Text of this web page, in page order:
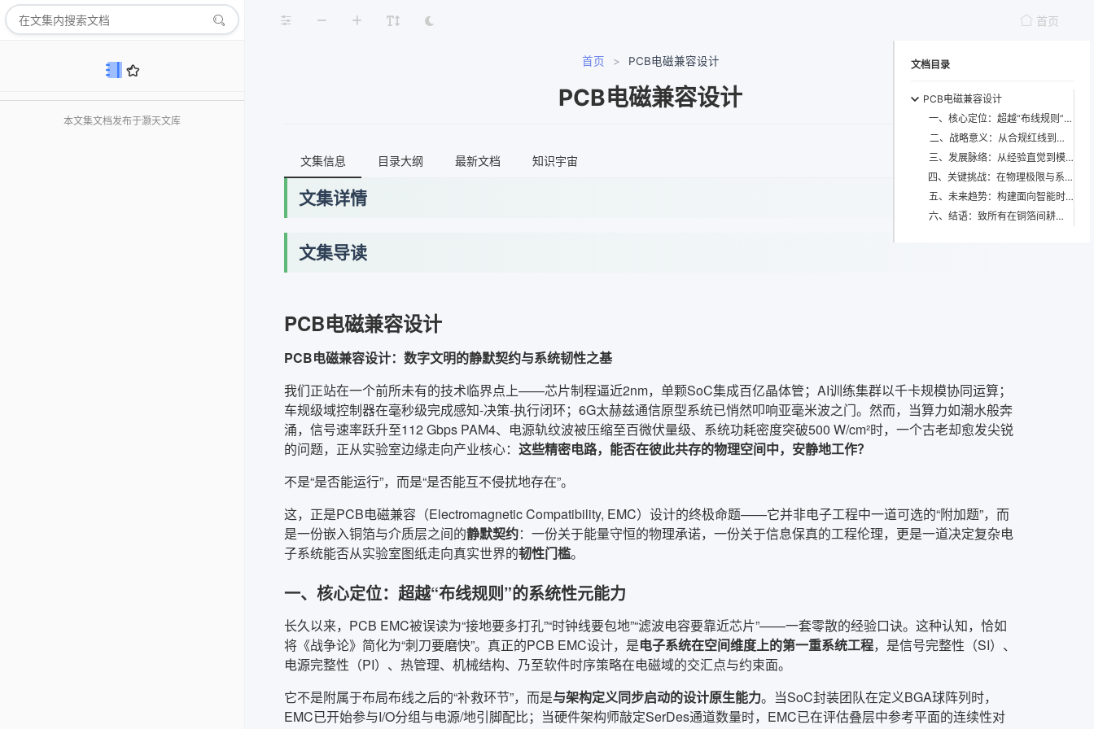
本文集文档发布于灏天文库
首页
首页 > PCB电磁兼容设计
PCB电磁兼容设计
文集信息 目录大纲 最新文档 知识宇宙
文集详情
文集导读
PCB电磁兼容设计
PCB电磁兼容设计：数字文明的静默契约与系统韧性之基
我们正站在一个前所未有的技术临界点上——芯片制程逼近2nm，单颗SoC集成百亿晶体管；AI训练集群以千卡规模协同运算；
车规级域控制器在毫秒级完成感知-决策-执行闭环；6G太赫兹通信原型系统已悄然叩响亚毫米波之门。然而，当算力如潮水般奔
涌，信号速率跃升至112 Gbps PAM4、电源轨纹波被压缩至百微伏量级、系统功耗密度突破500 W/cm²时，一个古老却愈发尖锐
的问题，正从实验室边缘走向产业核心：这些精密电路，能否在彼此共存的物理空间中，安静地工作？
不是“是否能运行”，而是“是否能互不侵扰地存在”。
这，正是PCB电磁兼容（Electromagnetic Compatibility, EMC）设计的终极命题——它并非电子工程中一道可选的“附加题”，而
是一份嵌入铜箔与介质层之间的静默契约：一份关于能量守恒的物理承诺，一份关于信息保真的工程伦理，更是一道决定复杂电
子系统能否从实验室图纸走向真实世界的韧性门槛。
一、核心定位：超越“布线规则”的系统性元能力
长久以来，PCB EMC被误读为“接地要多打孔”“时钟线要包地”“滤波电容要靠近芯片”——一套零散的经验口诀。这种认知，恰如
将《战争论》简化为“刺刀要磨快”。真正的PCB EMC设计，是电子系统在空间维度上的第一重系统工程，是信号完整性（SI）、
电源完整性（PI）、热管理、机械结构、乃至软件时序策略在电磁域的交汇点与约束面。
它不是附属于布局布线之后的“补救环节”，而是与架构定义同步启动的设计原生能力。当SoC封装团队在定义BGA球阵列时，
EMC已开始参与I/O分组与电源/地引脚配比；当硬件架构师敲定SerDes通道数量时，EMC已在评估叠层中参考平面的连续性对
文档目录
PCB电磁兼容设计
一、核心定位：超越“布线规则”的系统性元能力
二、战略意义：从合规红线到竞争力高地
三、发展脉络：从经验直觉到模型驱动的范式跃迁
四、关键挑战：在物理极限与系统复杂性夹缝中突围
五、未来趋势：构建面向智能时代的EMC新范式
六、结语：致所有在铜箔间耕耘的静默建筑师